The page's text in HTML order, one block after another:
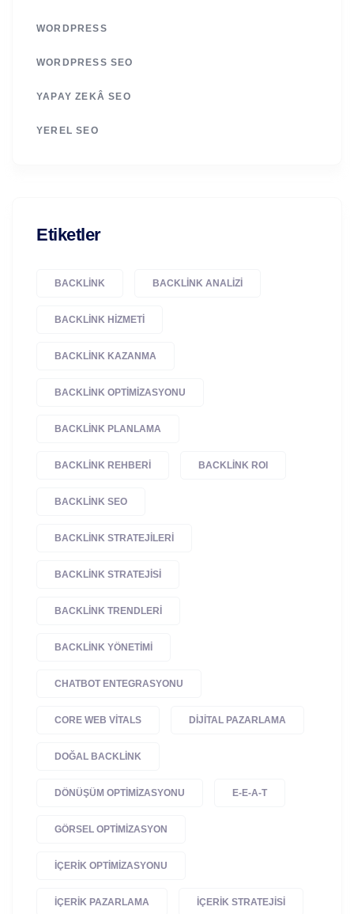
WORDPRESS
WORDPRESS SEO
YAPAY ZEKÂ SEO
YEREL SEO
Etiketler
BACKLINK BACKLINK ANALIZI
BACKLINK HIZMETI
BACKLINK KAZANMA
BACKLINK OPTIMIZASYONU
BACKLINK PLANLAMA
BACKLINK REHBERI BACKLINK ROI
BACKLINK SEO
BACKLINK STRATEJILERI
BACKLINK STRATEJISI
BACKLINK TRENDLERI
BACKLINK YÖNETIMI
CHATBOT ENTEGRASYONU
CORE WEB VITALS DIJITAL PAZARLAMA
DOĞAL BACKLINK
DÖNÜŞÜM OPTIMIZASYONU E-E-A-T
GÖRSEL OPTIMIZASYON
IÇERIK OPTIMIZASYONU
IÇERIK PAZARLAMA IÇERIK STRATEJISI